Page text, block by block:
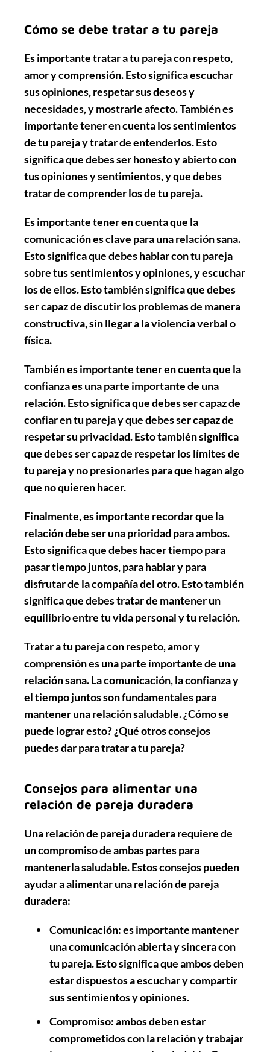
Cómo se debe tratar a tu pareja
Es importante tratar a tu pareja con respeto,
amor y comprensión. Esto significa escuchar
sus opiniones, respetar sus deseos y
necesidades, y mostrarle afecto. También es
importante tener en cuenta los sentimientos
de tu pareja y tratar de entenderlos. Esto
significa que debes ser honesto y abierto con
tus opiniones y sentimientos, y que debes
tratar de comprender los de tu pareja.
Es importante tener en cuenta que la
comunicación es clave para una relación sana.
Esto significa que debes hablar con tu pareja
sobre tus sentimientos y opiniones, y escuchar
los de ellos. Esto también significa que debes
ser capaz de discutir los problemas de manera
constructiva, sin llegar a la violencia verbal o
física.
También es importante tener en cuenta que la
confianza es una parte importante de una
relación. Esto significa que debes ser capaz de
confiar en tu pareja y que debes ser capaz de
respetar su privacidad. Esto también significa
que debes ser capaz de respetar los límites de
tu pareja y no presionarles para que hagan algo
que no quieren hacer.
Finalmente, es importante recordar que la
relación debe ser una prioridad para ambos.
Esto significa que debes hacer tiempo para
pasar tiempo juntos, para hablar y para
disfrutar de la compañía del otro. Esto también
significa que debes tratar de mantener un
equilibrio entre tu vida personal y tu relación.
Tratar a tu pareja con respeto, amor y
comprensión es una parte importante de una
relación sana. La comunicación, la confianza y
el tiempo juntos son fundamentales para
mantener una relación saludable. ¿Cómo se
puede lograr esto? ¿Qué otros consejos
puedes dar para tratar a tu pareja?
Consejos para alimentar una
relación de pareja duradera
Una relación de pareja duradera requiere de
un compromiso de ambas partes para
mantenerla saludable. Estos consejos pueden
ayudar a alimentar una relación de pareja
duradera:
Comunicación: es importante mantener
una comunicación abierta y sincera con
tu pareja. Esto significa que ambos deben
estar dispuestos a escuchar y compartir
sus sentimientos y opiniones.
Compromiso: ambos deben estar
comprometidos con la relación y trabajar